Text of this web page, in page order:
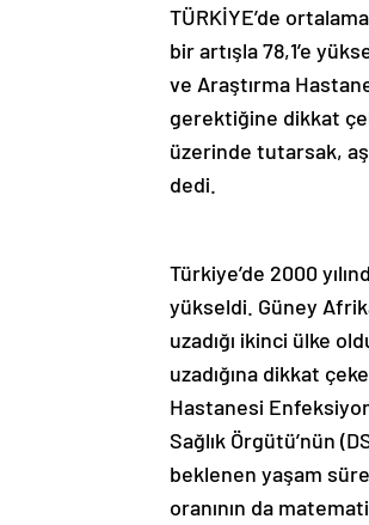
TÜRKİYE’de
bir artışla 78,1’e
ve Araştırma
gerektiğine dikkat
üzerinde tutarsak,
dedi.
Türkiye’de 2000
yükseldi. Güney
uzadığı ikinci ülke
uzadığına dikkat
Hastanesi
Sağlık Örgütü’nün
beklenen yaşam
oranının da